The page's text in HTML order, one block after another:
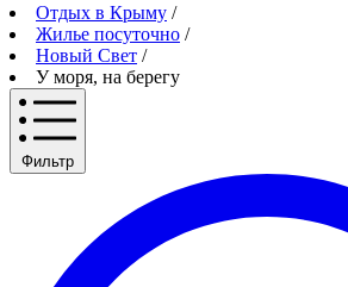
Отдых в Крыму /
Жилье посуточно /
Новый Свет /
У моря, на берегу
Фильтр